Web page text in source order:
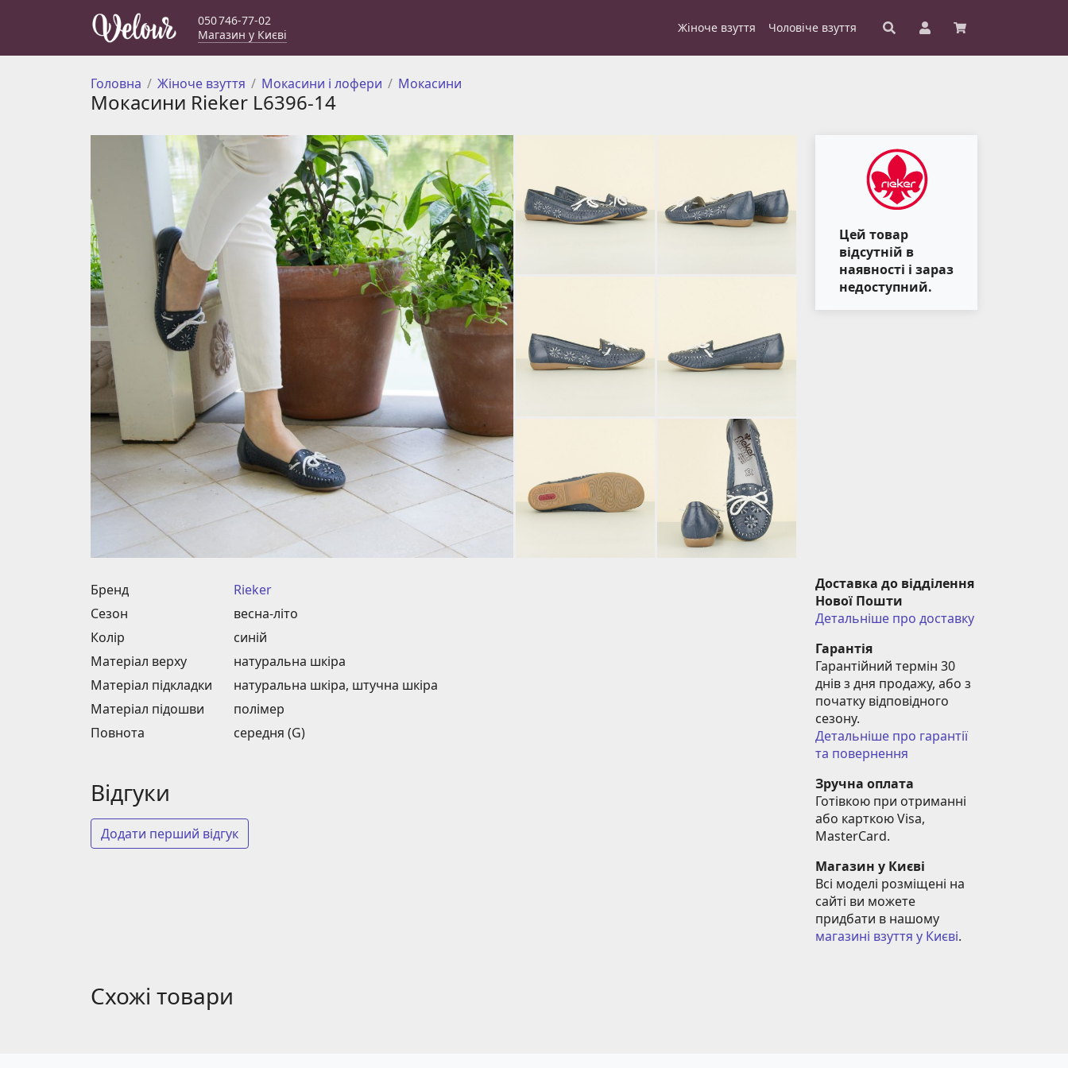
050 746-77-02
Магазин у Києві
Жіноче взуття Чоловіче взуття
Головна Жіноче взуття Мокасини і лофери Мокасини
Мокасини Rieker L6396-14
Цей товар
відсутній в
наявності і зараз
недоступний.
Бренд
Rieker
Сезон
весна-літо
Колір
синій
Матеріал верху
натуральна шкіра
Матеріал підкладки
натуральна шкіра, штучна шкіра
Матеріал підошви
полімер
Повнота
середня (G)
Відгуки
Додати перший відгук
Доставка до відділення
Нової Пошти
Детальніше про доставку
Гарантія
Гарантійний термін 30
днів з дня продажу, або з
початку відповідного
сезону.
Детальніше про гарантії
та повернення
Зручна оплата
Готівкою при отриманні
або карткою Visa,
MasterCard.
Магазин у Києві
Всі моделі розміщені на
сайті ви можете
магазині взуття у Києві.
Схожі товари